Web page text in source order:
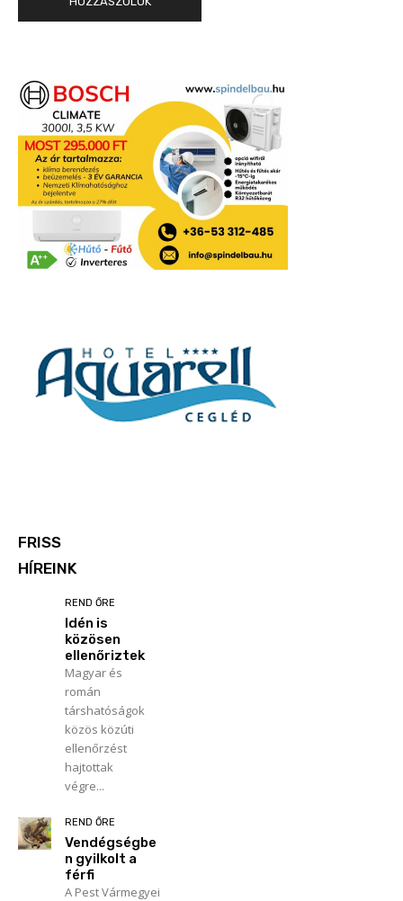
FRISS
HÍREINK
REND ŐRE
Idén is
közösen
ellenőriztek
Magyar és
román
társhatóságok
közös közúti
ellenőrzést
hajtottak
végre...
REND ŐRE
Vendégségbe
n gyilkolt a
férfi
A Pest Vármegyei